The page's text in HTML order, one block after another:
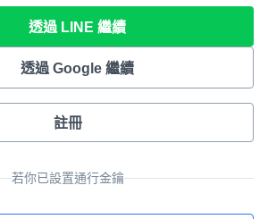
透過 LINE 繼續
透過 Google 繼續
註冊
若你已設置通行金鑰